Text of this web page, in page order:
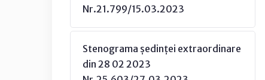
Nr.21.799/15.03.2023
Stenograma ședinței extraordinare
din 28 02 2023